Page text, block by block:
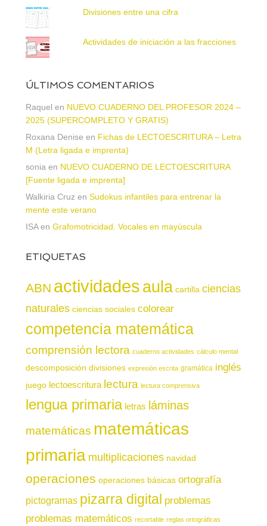
Divisiones entre una cifra
Actividades de iniciación a las fracciones
ÚLTIMOS COMENTARIOS
Raquel en NUEVO CUADERNO DEL PROFESOR 2024 –
2025 (SUPERCOMPLETO Y GRATIS)
Roxana Denise en Fichas de LECTOESCRITURA – Letra
M (Letra ligada e imprenta)
sonia en NUEVO CUADERNO DE LECTOESCRITURA
[Fuente ligada e imprenta]
Walkiria Cruz en Sudokus infantiles para entrenar la
mente este verano
ISAen Grafomotricidad. Vocales en mayúscula
ETIQUETAS
ABN actividadesaula cartilla ciencias
naturales ciencias sociales colorear
competencia matemática
comprensión lectora cuaderno actividades cálculo mental
descomposición divisiones expresión escrita gramática inglés
juego lectoescritura lectura lectura comprensiva
lengua primaria letras láminas
matemáticas matemáticas
primaria multiplicaciones navidad
operaciones operaciones básicas ortografía
pictogramas pizarra digital problemas
problemas matemáticos recortable reglas ortográficas